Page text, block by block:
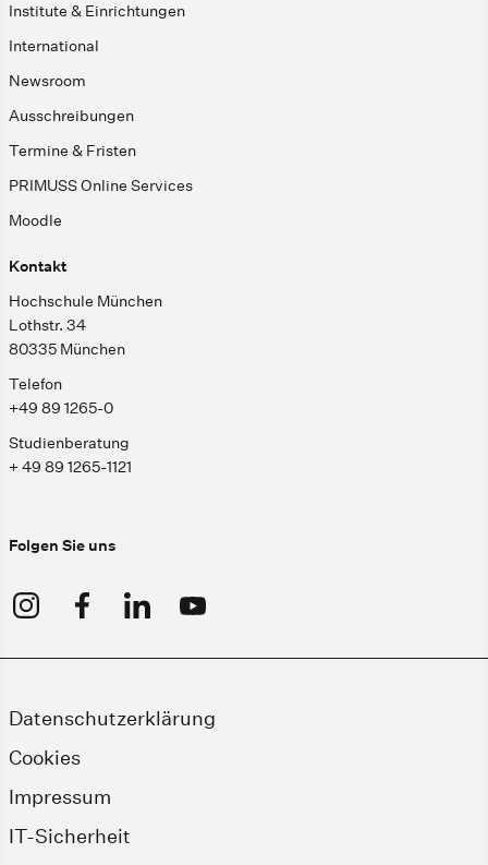
Institute & Einrichtungen
International
Newsroom
Ausschreibungen
Termine & Fristen
PRIMUSS Online Services
Moodle
Kontakt
Hochschule München
Lothstr. 34
80335 München
Telefon
+49 89 1265-0
Studienberatung
+ 49 89 1265-1121
Folgen Sie uns
Datenschutzerklärung
Cookies
Impressum
IT-Sicherheit